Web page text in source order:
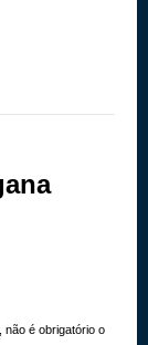
não é obrigatório o